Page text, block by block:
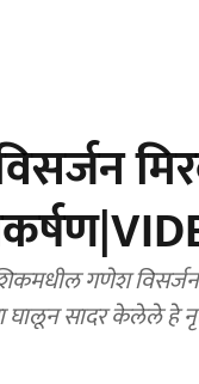
गणेश
सादर केलेले हे